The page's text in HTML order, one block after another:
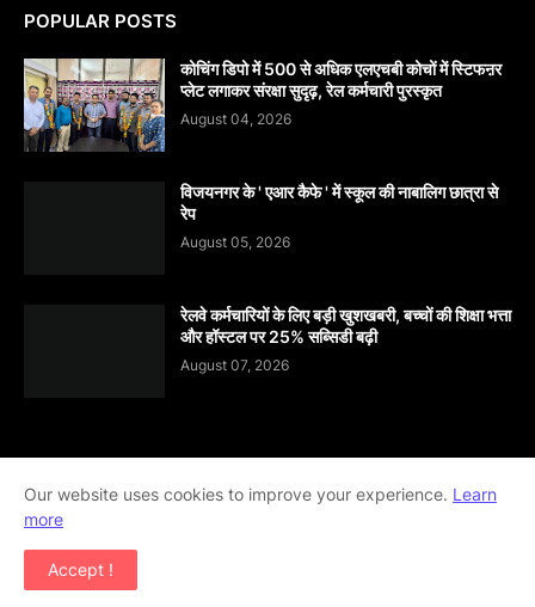
POPULAR POSTS
कोचिंग डिपो में 500 से अधिक एलएचबी कोचों में स्टिफऩर
प्लेट लगाकर संरक्षा सुदृढ़, रेल कर्मचारी पुरस्कृत
August 04, 2026
विजयनगर के ' एआर कैफे ' में स्कूल की नाबालिग छात्रा से
रेप
August 05, 2026
रेलवे कर्मचारियों के लिए बड़ी खुशखबरी, बच्चों की शिक्षा भत्ता
और हॉस्टल पर 25% सब्सिडी बढ़ी
August 07, 2026
Home About contact-us
Disclaimer
Our website uses cookies to improve your experience. Learn
more
Accept !